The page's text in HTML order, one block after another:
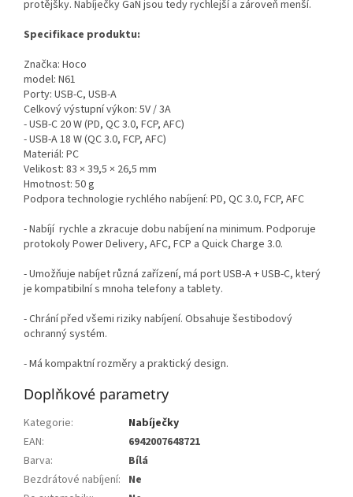
protějšky. Nabíječky GaN jsou tedy rychlejší a zároveň menší.
Specifikace produktu:
Značka: Hoco
model: N61
Porty: USB-C, USB-A
Celkový výstupní výkon: 5V / 3A
- USB-C 20 W (PD, QC 3.0, FCP, AFC)
- USB-A 18 W (QC 3.0, FCP, AFC)
Materiál: PC
Velikost: 83 × 39,5 × 26,5 mm
Hmotnost: 50 g
Podpora technologie rychlého nabíjení: PD, QC 3.0, FCP, AFC
- Nabíjí rychle a zkracuje dobu nabíjení na minimum. Podporuje
protokoly Power Delivery, AFC, FCP a Quick Charge 3.0.
- Umožňuje nabíjet různá zařízení, má port USB-A + USB-C, který
je kompatibilní s mnoha telefony a tablety.
- Chrání před všemi riziky nabíjení. Obsahuje šestibodový
ochranný systém.
- Má kompaktní rozměry a praktický design.
Doplňkové parametry
Kategorie:
Nabíječky
EAN:
6942007648721
Barva:
Bílá
Bezdrátové nabíjení: Ne